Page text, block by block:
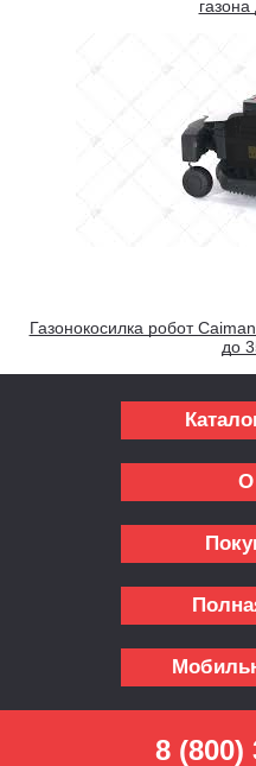
Газонокосилка робот
до
О
8 (800)